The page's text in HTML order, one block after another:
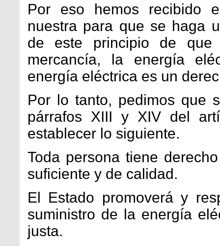
Por eso hemos recibido
nuestra para que se haga
de este principio de
mercancía, la energía
energía eléctrica es un
Por lo tanto, pedimos que
párrafos XIII y XIV del
establecer lo siguiente.
Toda persona tiene
suficiente y de calidad.
El Estado promoverá y
suministro de la energía
justa.